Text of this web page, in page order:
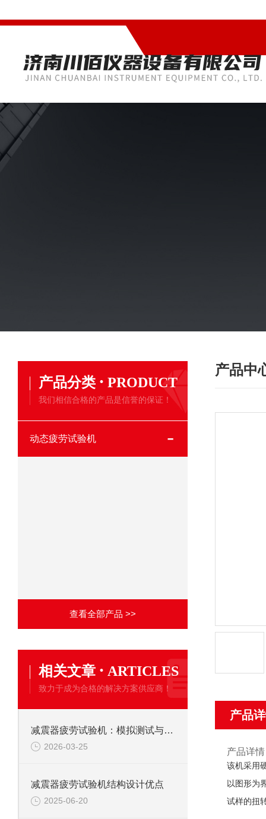
产品分类 · PRODUCT
我们相信合格的产品是信誉的保证！
动态疲劳试验机
查看全部产品 >>
相关文章 · ARTICLES
致力于成为合格的解决方案供应商！
减震器疲劳试验机：模拟测试与各领域价值凸显
2026-03-25
减震器疲劳试验机结构设计优点
2025-06-20
产品中
产品
产品详情
该机采用
以图形为
试样的扭